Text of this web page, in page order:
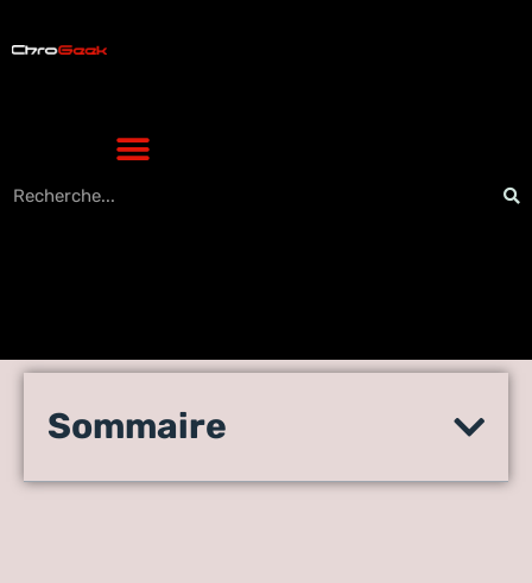
Quels sont les principaux
service informatique?
Sommaire